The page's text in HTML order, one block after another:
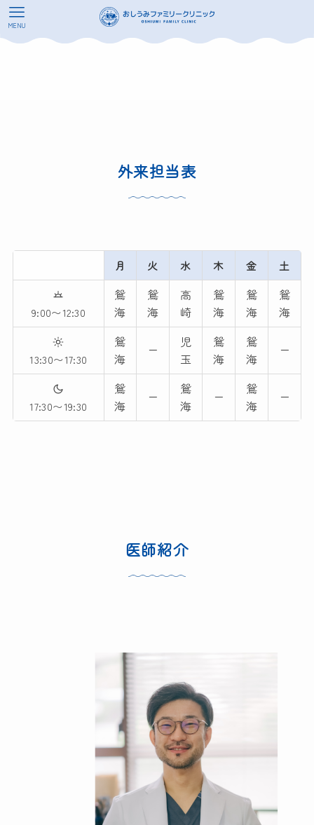
MENU
外来担当表
月 火 水 木 金 土
9:00〜12:30
鴛
海
鴛
海
高
崎
鴛
海
鴛
海
鴛
海
13:30〜17:30
鴛
海
ー
児
玉
鴛
海
鴛
海
ー
17:30〜19:30
鴛
海
ー
鴛
海
ー
鴛
海
ー
医師紹介